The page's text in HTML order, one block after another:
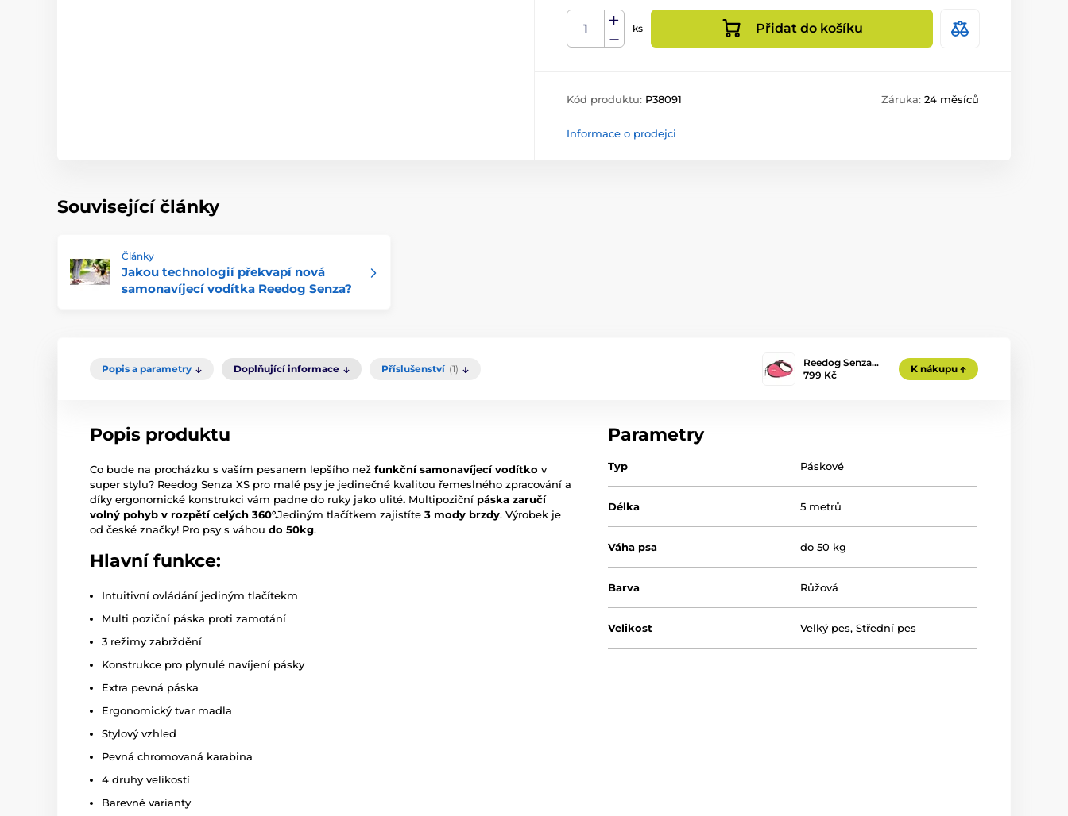
ks Přidat do košíku
Kód produktu: P38091 Záruka: 24 měsíců
Informace o prodejci
Související články
Články
Jakou technologií překvapí nová
samonavíjecí vodítka Reedog Senza?
Popis a parametry Doplňující informace Příslušenství (1)
Reedog Senza…
799 Kč
K nákupu
Popis produktu
Co bude na procházku s vaším pesanem lepšího než funkční samonavíjecí vodítko v
super stylu? Reedog Senza XS pro malé psy je jedinečné kvalitou řemeslného zpracování a
díky ergonomické konstrukci vám padne do ruky jako ulité. Multipoziční páska zaručí
volný pohyb v rozpětí celých 360°.Jediným tlačítkem zajistíte 3 mody brzdy. Výrobek je
od české značky! Pro psy s váhou do 50kg.
Hlavní funkce:
Intuitivní ovládání jediným tlačítekm
Multi poziční páska proti zamotání
3 režimy zabrždění
Konstrukce pro plynulé navíjení pásky
Extra pevná páska
Ergonomický tvar madla
Stylový vzhled
Pevná chromovaná karabina
4 druhy velikostí
Barevné varianty
Parametry
Typ Páskové
Délka 5 metrů
Váha psa do 50 kg
Barva Růžová
Velikost Velký pes,Střední pes